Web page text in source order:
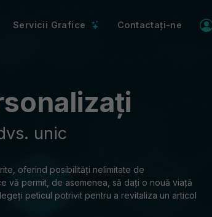
Servicii Grafice Contactați-ne
unic
oferind posibilități nelimitate de
vă permit, de asemenea, să dați o nouă viață
peticul potrivit pentru a revitaliza un articol